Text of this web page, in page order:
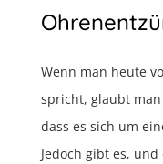
Wenn man heute
spricht, glaubt
dass es sich um
Jedoch gibt es,